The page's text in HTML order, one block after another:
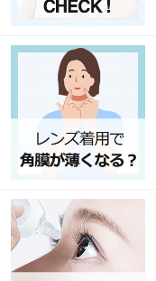
ケア用品
レビュー
EYEしてる
総合掲示板
カスタマーサービス
ショッピングガイド